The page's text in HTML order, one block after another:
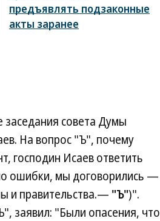
предъявлять подзаконные
акты заранее
заседания совета Думы
На вопрос "Ъ", почему
господин Исаев ответить
ошибки, мы договорились —
и правительства.— "Ъ")".
заявил: "Были опасения, что